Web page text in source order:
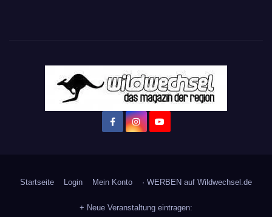
Startseite Login Mein Konto · WERBEN auf Wildwechsel.de
+ Neue Veranstaltung eintragen: